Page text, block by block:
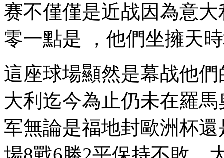
赛不僅僅是近战因為意大利
零一點是 ，他們坐擁天
這座球場顯然是幕战他們的
大利迄今為止仍未在羅馬
军無論是福地封歐洲杯還